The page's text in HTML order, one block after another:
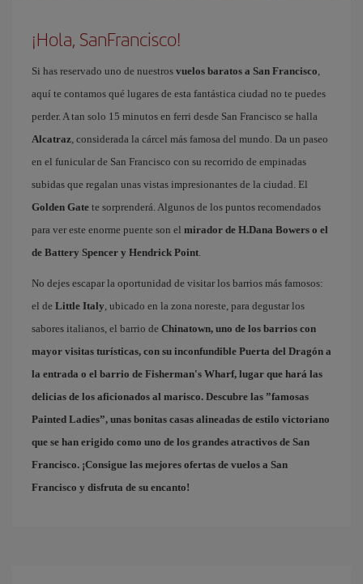
¡Hola, SanFrancisco!
Si has reservado uno de nuestros vuelos baratos a San Francisco,
aquí te contamos qué lugares de esta fantástica ciudad no te puedes
perder. A tan solo 15 minutos en ferri desde San Francisco se halla
Alcatraz, considerada la cárcel más famosa del mundo. Da un paseo
en el funicular de San Francisco con su recorrido de empinadas
subidas que regalan unas vistas impresionantes de la ciudad. El
Golden Gate te sorprenderá. Algunos de los puntos recomendados
para ver este enorme puente son el mirador de H.Dana Bowers o el
de Battery Spencer y Hendrick Point.
No dejes escapar la oportunidad de visitar los barrios más famosos:
el de Little Italy, ubicado en la zona noreste, para degustar los
sabores italianos, el barrio de Chinatown, uno de los barrios con
mayor visitas turísticas, con su inconfundible Puerta del Dragón a
la entrada o el barrio de Fisherman's Wharf, lugar que hará las
delicias de los aficionados al marisco. Descubre las ”famosas
Painted Ladies”, unas bonitas casas alineadas de estilo victoriano
que se han erigido como uno de los grandes atractivos de San
Francisco. ¡Consigue las mejores ofertas de vuelos a San
Francisco y disfruta de su encanto!